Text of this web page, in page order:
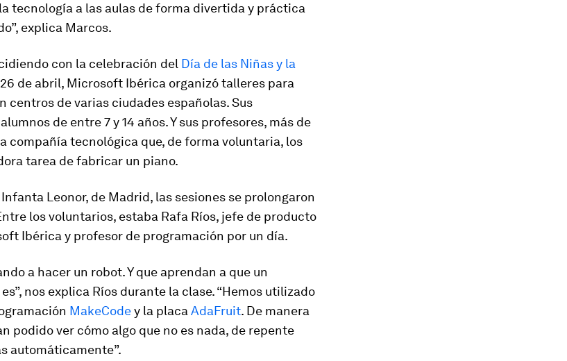
tecnología a las aulas de forma divertida y práctica
explica Marcos.
con la celebración del Día de las Niñas y la
de abril, Microsoft Ibérica organizó talleres para
centros de varias ciudades españolas. Sus
de entre 7 y 14 años. Y sus profesores, más de
compañía tecnológica que, de forma voluntaria, los
tarea de fabricar un piano.
Leonor, de Madrid, las sesiones se prolongaron
los voluntarios, estaba Rafa Ríos, jefe de producto
Ibérica y profesor de programación por un día.
a hacer un robot. Y que aprendan a que un
nos explica Ríos durante la clase. “Hemos utilizado
MakeCodey la placa AdaFruit. De manera
podido ver cómo algo que no es nada, de repente
automáticamente”.